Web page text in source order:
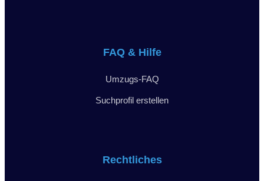
FAQ & Hilfe
Umzugs-FAQ
Suchprofil erstellen
Rechtliches